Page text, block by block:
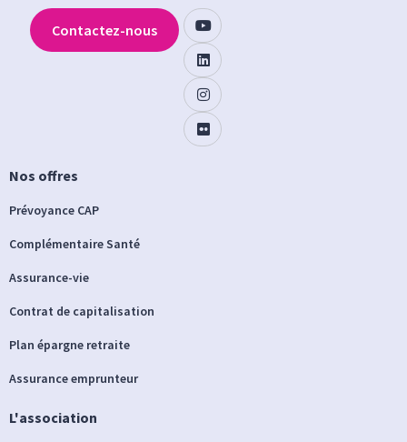
Nos offres
Prévoyance CAP
Complémentaire Santé
Assurance-vie
Contrat de capitalisation
Plan épargne retraite
Assurance emprunteur
L'association
Contactez-nous